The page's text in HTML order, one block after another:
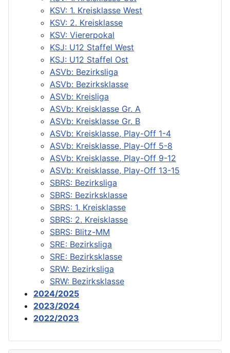
KSV: 1. Kreisklasse West
KSV: 2. Kreisklasse
KSV: Viererpokal
KSJ: U12 Staffel West
KSJ: U12 Staffel Ost
ASVb: Bezirksliga
ASVb: Bezirksklasse
ASVb: Kreisliga
ASVb: Kreisklasse Gr. A
ASVb: Kreisklasse Gr. B
ASVb: Kreisklasse, Play-Off 1-4
ASVb: Kreisklasse, Play-Off 5-8
ASVb: Kreisklasse, Play-Off 9-12
ASVb: Kreisklasse, Play-Off 13-15
SBRS: Bezirksliga
SBRS: Bezirksklasse
SBRS: 1. Kreisklasse
SBRS: 2. Kreisklasse
SBRS: Blitz-MM
SRE: Bezirksliga
SRE: Bezirksklasse
SRW: Bezirksliga
SRW: Bezirksklasse
2024/2025
2023/2024
2022/2023